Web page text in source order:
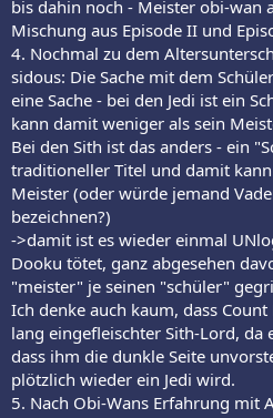
bis dahin noch - Meister obi-wan
Mischung aus Episode II und
4. Nochmal zu dem
sidous: Die Sache mit dem
eine Sache - bei den Jedi ist ein
kann damit weniger als sein
Bei den Sith ist das anders - ein
traditioneller Titel und damit
Meister (oder würde jemand
bezeichnen?)
->damit ist es wieder einmal
Dooku tötet, ganz abgesehen
"meister" je seinen "schüler"
Ich denke auch kaum, dass
lang eingefleischter Sith-Lord, da
dass ihm die dunkle Seite
plötzlich wieder ein Jedi wird.
5. Nach Obi-Wans Erfahrung mit